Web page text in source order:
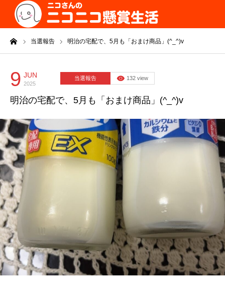
当選報告 明治の宅配で、5月も「おまけ商品」(^_^)v
9 JUN
2025
当選報告 132 view
明治の宅配で、5月も「おまけ商品」(^_^)v